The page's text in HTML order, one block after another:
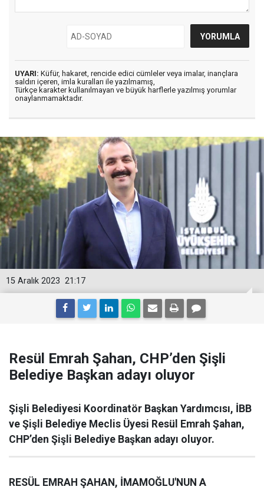
UYARI: Küfür, hakaret, rencide edici cümleler veya imalar, inançlara
saldırı içeren, imla kuralları ile yazılmamış,
Türkçe karakter kullanılmayan ve büyük harflerle yazılmış yorumlar
onaylanmamaktadır.
21:17
15 Aralık 2023
Resül Emrah Şahan, CHP’den Şişli
Belediye Başkan adayı oluyor
Şişli Belediyesi Koordinatör Başkan Yardımcısı, İBB
ve Şişli Belediye Meclis Üyesi Resül Emrah Şahan,
CHP’den Şişli Belediye Başkan adayı oluyor.
RESÜL EMRAH ŞAHAN, İMAMOĞLU'NUN A